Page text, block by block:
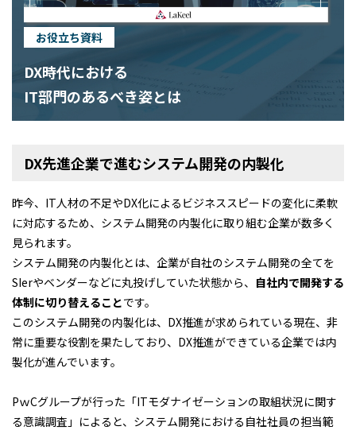
お役立ち資料
DX時代における
IT部門のあるべき姿とは
DX先進企業で進むシステム開発の内製化
昨今、IT人材の不足やDX化によるビジネススピードの変化に柔軟
に対応するため、システム開発の内製化に取り組む企業が数多く
見られます。
システム開発の内製化とは、企業が自社のシステム開発の全てを
SIerやベンダーなどに丸投げしていた状態から、 自社内で開発する
体制に切り替えることです。
このシステム開発の内製化は、DX推進が求められている現在、非
常に重要な役割を果たしており、DX推進ができている企業では内
製化が進んでいます。
PｗCグループが行った「ITモダナイゼーションの取組状況に関す
る意識調査」によると、システム開発における自社社員の担当範